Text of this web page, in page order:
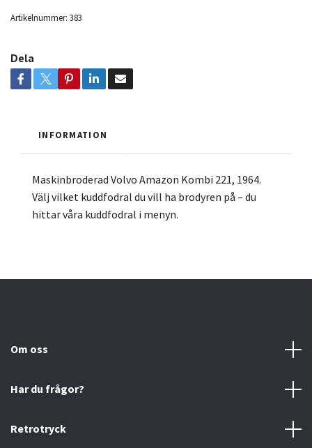
Artikelnummer: 383
Dela
INFORMATION
Maskinbroderad Volvo Amazon Kombi 221, 1964.
Välj vilket kuddfodral du vill ha brodyren på – du
hittar våra kuddfodral i menyn.
Om oss
Har du frågor?
Retrotryck